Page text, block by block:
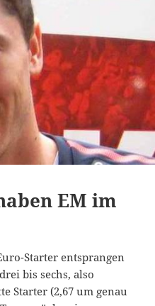
EM im
Starter entsprangen
bis sechs, also
Starter (2,67 um genau